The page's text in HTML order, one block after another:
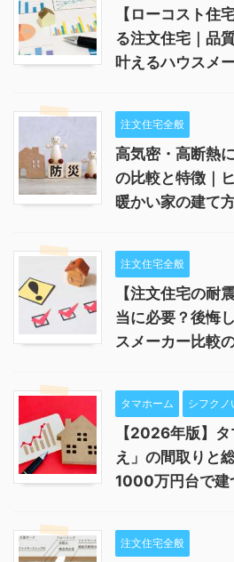
【ローコスト住
る注文住宅｜品
叶えるハウスメ
注文住宅全般
高気密・高断熱
の比較と特徴｜
暖かい家の建て
注文住宅全般
【注文住宅の耐
当に必要？後悔
スメーカー比較
タマホーム シフクノ
【2026年版】
え」の間取りと
1000万円台で建
注文住宅全般